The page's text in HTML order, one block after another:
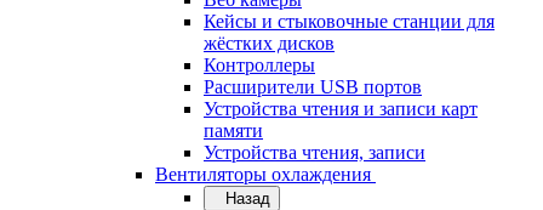
Кейсы и стыковочные станции для
жёстких дисков
Контроллеры
Расширители USB портов
Устройства чтения и записи карт
памяти
Устройства чтения, записи
Вентиляторы охлаждения
Назад